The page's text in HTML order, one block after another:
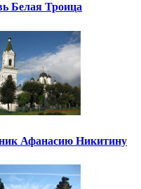
Белая Троица
Афанасию Никитину